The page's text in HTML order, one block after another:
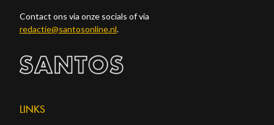
Contact ons via onze socials of via
redactie@santosonline.nl.
LINKS